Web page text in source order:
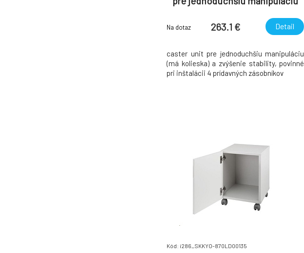
Na dotaz 263.1 € Detail
caster unit pre jednoduchšiu manipuláciu
(má kolieska) a zvýšenie stability, povinné
pri inštalácii 4 prídavných zásobníkov
Kód: i286_SKKYO-870LD00135